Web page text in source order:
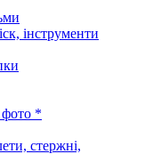
інструменти
*
стержні,